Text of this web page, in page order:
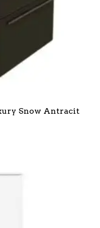
Snow Antracit